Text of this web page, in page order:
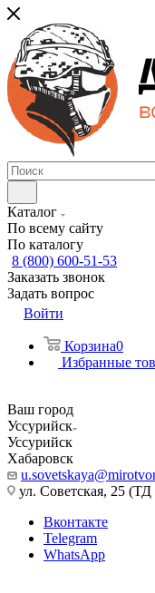
Каталог
По всему сайту
По каталогу
8 (800) 600-51-53
Заказать звонок
Задать вопрос
Войти
Корзина0
Избранные
Ваш город
Уссурийск
Уссурийск
Хабаровск
ул. Советская, 25
Вконтакте
Telegram
WhatsApp